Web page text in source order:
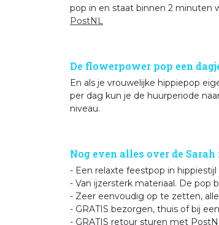
pop in en staat binnen 2 minuten
PostNL
De flowerpower pop een
En als je vrouwelijke hippiepop
per dag kun je de huurperiode
niveau.
Nog even alles over de
- Een relaxte feestpop in
- Van ijzersterk materiaal. De pop
- Zeer eenvoudig op te zetten,
- GRATIS bezorgen, thuis of bij
- GRATIS retour sturen met